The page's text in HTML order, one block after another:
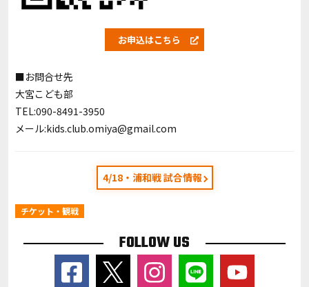
お申込はこちら
■お問合せ先
⼤宮こども部
TEL:090-8491-3950
メール:kids.club.omiya@gmail.com
4/18・浦和戦 試合情報
チケット・観戦
FOLLOW US